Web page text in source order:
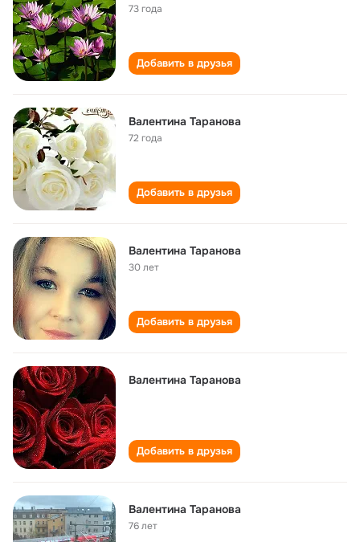
73 года
Добавить в друзья
Валентина Таранова
72 года
Добавить в друзья
Валентина Таранова
30 лет
Добавить в друзья
Валентина Таранова
Добавить в друзья
Валентина Таранова
76 лет